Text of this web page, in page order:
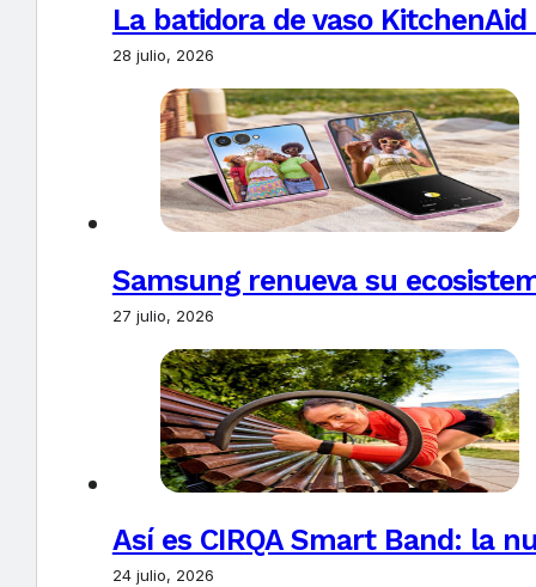
La batidora de vaso
28 julio, 2026
Samsung renueva su
27 julio, 2026
Así es CIRQA Smart Band: la
24 julio, 2026